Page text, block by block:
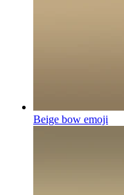
Beige bow emoji